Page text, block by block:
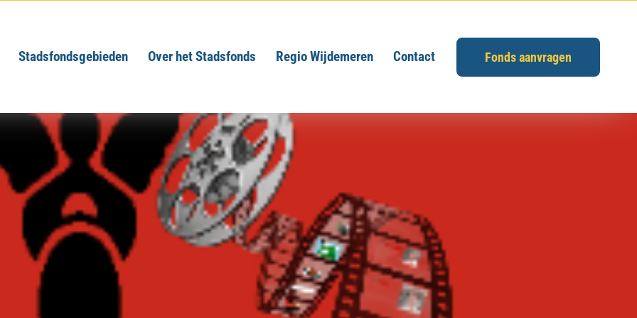
Stadsfondsgebieden Over het Stadsfonds Regio Wijdemeren Contact Fonds aanvragen